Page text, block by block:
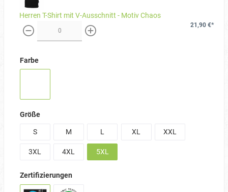
Herren T-Shirt mit V-Ausschnitt - Motiv Chaos
weniger mehr
21,90 €*
Farbe
Größe
S
M L XL XXL
3XL 4XL 5XL
Zertifizierungen